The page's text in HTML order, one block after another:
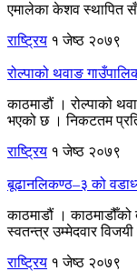
एमालेका केशव स्थापित
राष्ट्रिय १ जेष्ठ २०७९
रोल्पाको थवाङ
काठमाडौं । रोल्पाको
भएको छ । निकटतम
राष्ट्रिय १ जेष्ठ २०७९
बूढानलिकण्ठ–३ को
काठमाडौं । काठमाडौँको
स्वतन्त्र उम्मेदवार
राष्ट्रिय १ जेष्ठ २०७९